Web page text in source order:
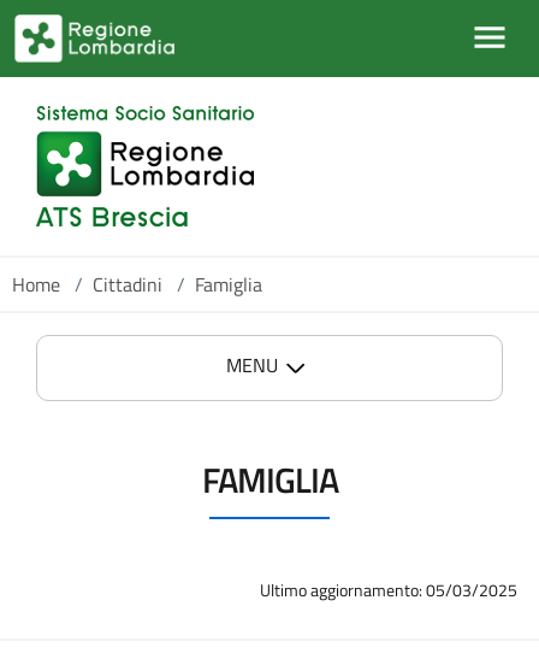
Salta al contenuto principale
Home / Cittadini / Famiglia
MENU
FAMIGLIA
Ultimo aggiornamento: 05/03/2025